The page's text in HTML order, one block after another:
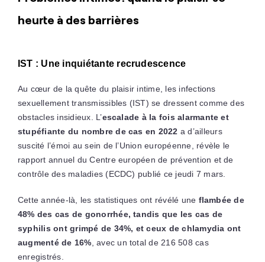
heurte à des barrières
IST : Une inquiétante recrudescence
Au cœur de la quête du plaisir intime, les infections
sexuellement transmissibles (IST) se dressent comme des
obstacles insidieux. L’escalade à la fois alarmante et
stupéfiante du nombre de cas en 2022 a d’ailleurs
suscité l’émoi au sein de l’Union européenne, révèle le
rapport annuel du Centre européen de prévention et de
contrôle des maladies (ECDC) publié ce jeudi 7 mars.
Cette année-là, les statistiques ont révélé une flambée de
48% des cas de gonorrhée, tandis que les cas de
syphilis ont grimpé de 34%, et ceux de chlamydia ont
augmenté de 16% , avec un total de 216 508 cas
enregistrés.